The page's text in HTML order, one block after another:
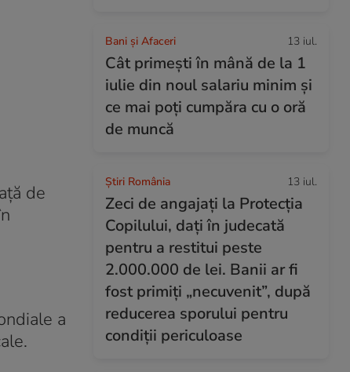
de
a
Bani și Afaceri 13 iul.
Cât primești în mână de la 1
iulie din noul salariu minim și
ce mai poți cumpăra cu o oră
de muncă
Știri România 13 iul.
Zeci de angajați la Protecția
Copilului, dați în judecată
pentru a restitui peste
2.000.000 de lei. Banii ar fi
fost primiți „necuvenit”, după
reducerea sporului pentru
condiții periculoase